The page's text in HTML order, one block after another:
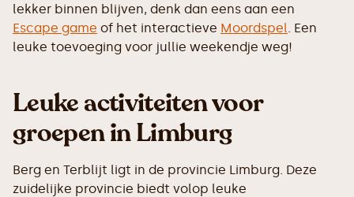
lekker binnen blijven, denk dan eens aan een
Escape game of het interactieve Moordspel . Een
leuke toevoeging voor jullie weekendje weg!
Leuke activiteiten voor
groepen in Limburg
Berg en Terblijt ligt in de provincie Limburg. Deze
zuidelijke provincie biedt volop leuke